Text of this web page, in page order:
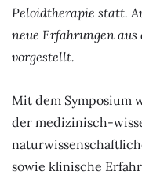
Peloidtherapie statt.
neue Erfahrungen aus
vorgestellt.
Mit dem Symposium
der medizinisch-
sowie klinische